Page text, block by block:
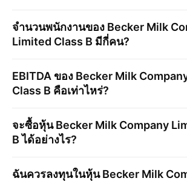
จำนวนพนักงานของ Becker Milk
Limited Class B มีกี่คน?
EBITDA ของ Becker Milk
Class B คือเท่าไหร่?
จะซื้อหุ้นBecker Milk Company
Bได้อย่างไร?
ฉันควรลงทุนในหุ้นBecker Milk